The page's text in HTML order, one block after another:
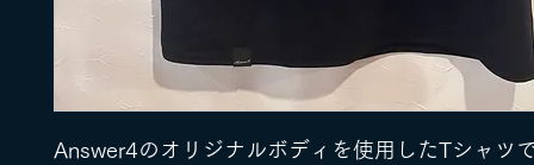
Answer4のオリジナルボディを使用したTシャツ